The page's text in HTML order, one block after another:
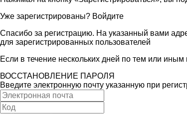
Уже зарегистрированы? Войдите
Спасибо за регистрацию. На указанный вами
для зарегистрированных пользователей
Если в течение нескольких дней по тем или
ВОССТАНОВЛЕНИЕ ПАРОЛЯ
Введите электронную почту указанную при